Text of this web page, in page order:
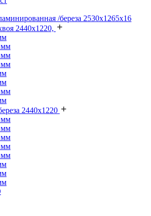
/береза 2530х1265х16
2440х1220,
мм
мм
мм
мм
2440х1220
мм
мм
мм
мм
мм